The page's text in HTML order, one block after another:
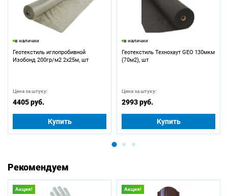
в наличии
Геотекстиль иглопробивной
Изобонд 200гр/м2 2х25м, шт
Цена за штуку:
4405 руб.
Купить
в наличии
Геотекстиль Технохаут GEO 130мкм
(70м2), шт
Цена за штуку:
2993 руб.
Купить
Рекомендуем
Акция! Акция!